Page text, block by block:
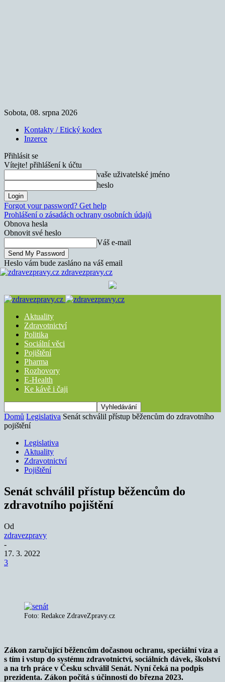
Sobota, 08. srpna 2026
Kontakty / Etický kodex
Inzerce
Přihlásit se
Vítejte! přihlášení k účtu
vaše uživatelské jméno
heslo
Forgot your password? Get help
Prohlášení o zásadách ochrany osobních údajů
Obnova hesla
Obnovit své heslo
Váš e-mail
Heslo vám bude zasláno na váš email
zdravezpravy.cz
Aktuality
Zdravotnictví
Politika
Sociální věci
Pojištění
Pharma
Rozhovory
E-Health
Ke kávě i čaji
Domů Legislativa Senát schválil přístup běžencům do zdravotního
pojištění
Legislativa
Aktuality
Zdravotnictví
Pojištění
Senát schválil přístup běžencům do
zdravotního pojištění
Od
zdravezpravy
-
17. 3. 2022
3
Foto: Redakce ZdraveZpravy.cz
Zákon zaručující běžencům dočasnou ochranu, speciální víza a
s tím i vstup do systému zdravotnictví, sociálních dávek, školství
a na trh práce v Česku schválil Senát. Nyní čeká na podpis
prezidenta. Zákon počítá s účinností do března 2023.